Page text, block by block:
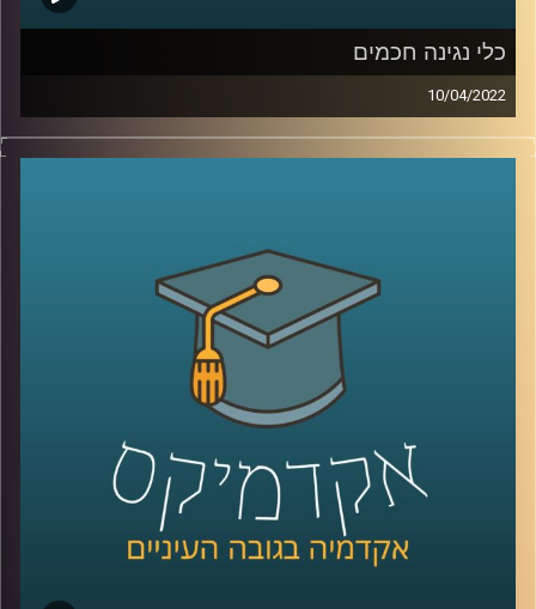
כלי נגינה חכמים
10/04/2022
דמיינו שהייתם יכולים לקבל כלי נגינה שבחיים לא ראיתם ותוך
5 דקות כבר לדעת איך לנגן בו שירים. עכשיו אתם יכולים
לשיחה עם ד"ר רויטל הולנדר מבית הספר ליזמות כאן
באוניברסיטת רייכמן.
לשיחה עם ד"ר רויטל הולנדר על יזמות מוזיקאלית –
לשיחה עם ד"ר רויטל הולנדר על מחשבים שמלחינים מוזיקה
בלחיצת כפתור – לחצו כאן
קרדיט תמונות:AudioVersity